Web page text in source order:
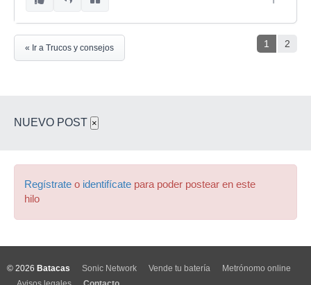
1 2
« Ir a Trucos y consejos
NUEVO POST ×
Regístrate o identifícate para poder postear en este
hilo
© 2026 Batacas Sonic Network Vende tu batería
Metrónomo online